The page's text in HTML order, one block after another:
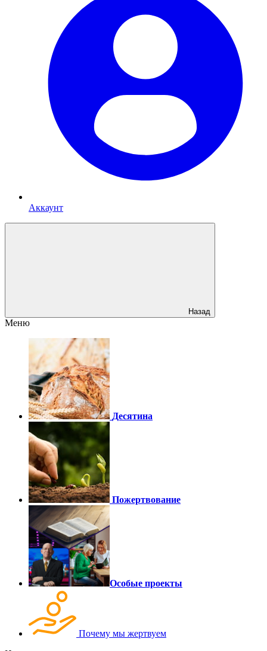
Аккаунт
Назад
Меню
Десятина
Пожертвование
Особые проекты
Почему мы жертвуем